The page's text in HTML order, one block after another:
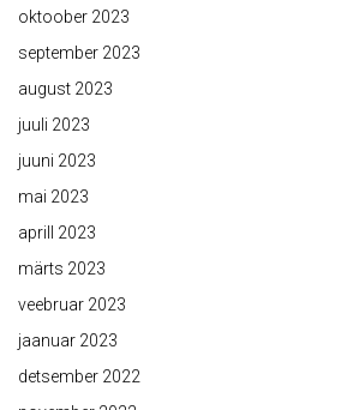
oktoober 2023
september 2023
august 2023
juuli 2023
juuni 2023
mai 2023
aprill 2023
märts 2023
veebruar 2023
jaanuar 2023
detsember 2022